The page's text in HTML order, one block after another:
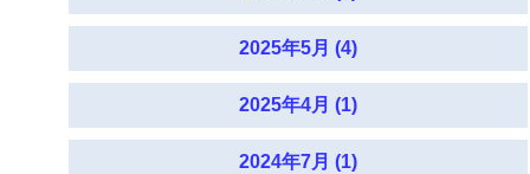
2025年5月 (4)
2025年4月 (1)
2024年7月 (1)